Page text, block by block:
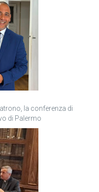
la conferenza di
di Palermo